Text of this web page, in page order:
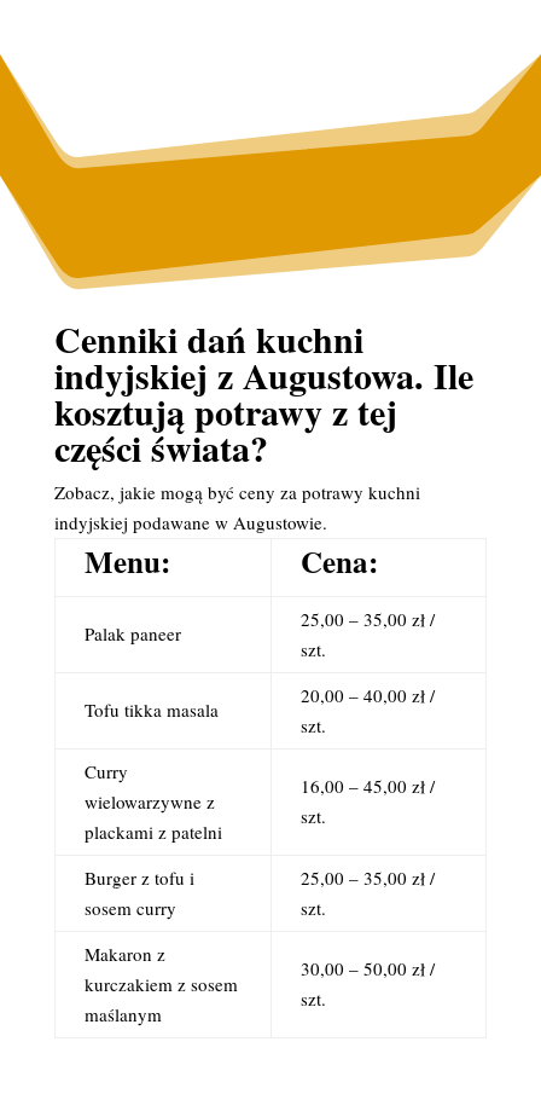
Cenniki dań kuchni
indyjskiej z Augustowa. Ile
kosztują potrawy z tej
części świata?
Zobacz, jakie mogą być ceny za potrawy kuchni
indyjskiej podawane w Augustowie.
Menu: Cena:
Palak paneer
25,00 – 35,00 zł /
szt.
Tofu tikka masala
20,00 – 40,00 zł /
szt.
Curry
wielowarzywne z
plackami z patelni
16,00 – 45,00 zł /
szt.
Burger z tofu i
sosem curry
25,00 – 35,00 zł /
szt.
Makaron z
kurczakiem z sosem
maślanym
30,00 – 50,00 zł /
szt.